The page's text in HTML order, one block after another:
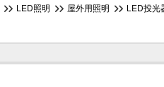
LED照明 屋外用照明 LED投光